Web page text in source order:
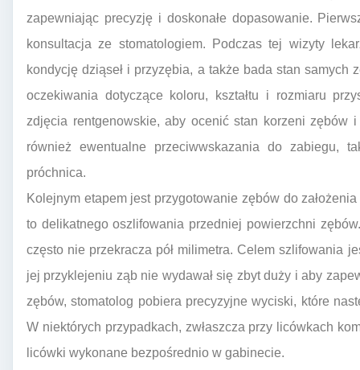
zapewniając precyzję i doskonałe dopasowanie.
konsultacja ze stomatologiem. Podczas tej wizyty
kondycję dziąseł i przyzębia, a także bada stan samych
oczekiwania dotyczące koloru, kształtu i rozmiaru
zdjęcia rentgenowskie, aby ocenić stan korzeni zębów
również ewentualne przeciwwskazania do zabiegu,
próchnica.
Kolejnym etapem jest przygotowanie zębów do
to delikatnego oszlifowania przedniej powierzchni
często nie przekracza pół milimetra. Celem szlifowania
jej przyklejeniu ząb nie wydawał się zbyt duży i aby
zębów, stomatolog pobiera precyzyjne wyciski, które
W niektórych przypadkach, zwłaszcza przy licówkach
licówki wykonane bezpośrednio w gabinecie.